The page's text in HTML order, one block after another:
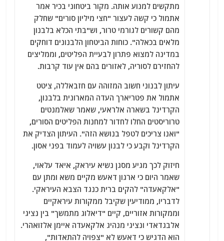
מתקשים למנוע אותה. מקור ביטחוני בכיר אמר
אתמול כי קשה לעצור "חצי מיליון סורים" שחלק
מהם קשורים לגורמי טרור, וש"בתי הכלא בלבנון
מלאים בכאלה". כוחות הביטחון הלבנונים דוחקים
במדינה למצוא פתרון לבעיית הפליטים, וממליצים
להחזירם לסוריה, לאזורים בהם אין עוד קרבות.
עיתון לבנוני חשוב המזוהה עם חזבאללה, ציטט
אתמול את פטריארך העדה המארונית בלבנון,
הקרדינל בשארה אלראעי, שאמר שאלמנטים
טרוריסטים החלו לחדור למחנות הפליטים הסורים,
"ואנו צריכים לטפל בנושא הזה". העיתון הצדיק את
הקרדינל וקבע כי לבנון עשויה לעמוד בפני אסון.
חיזוק לכך מגיע מסגן נשיא עיראק, איאד עלאוי,
שאמר היום כי ארגון דאעש מקיים משא ומתן עם
"אלקאעדה" להקים ברית כנגד הצבא העיראקי.
לדבריו, ממודיעין שקיבל ממקורות עיראקיים
וממקורות אזוריים, קיים "דיאלוג מתמשך" בין נציגי
אלבגדאדי ונציגי מנהיג אלקאעדה איימן אלזואהרי.
הוא הדגיש כי דאעש לא "צפויה להתאדות",